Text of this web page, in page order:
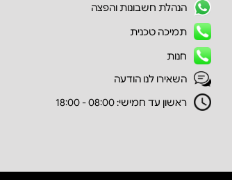
הנהלת חשבונות והפצה
תמיכה טכנית
חנות
השאירו לנו הודעה
ראשון עד חמישי: 08:00 - 18:00